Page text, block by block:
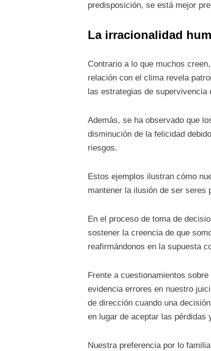
predisposición, se está mejor
La irracionalidad
Contrario a lo que muchos
relación con el clima revela
las estrategias de
Además, se ha observado que
disminución de la felicidad
riesgos.
Estos ejemplos ilustran cómo
mantener la ilusión de ser seres
En el proceso de toma de
sostener la creencia de que
reafirmándonos en la supuesta
Frente a cuestionamientos
evidencia errores en nuestro
de dirección cuando una
en lugar de aceptar las pérdidas
Nuestra preferencia por lo